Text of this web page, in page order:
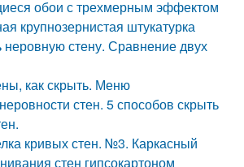
обои с трехмерным эффектом
крупнозернистая штукатурка
неровную стену. Сравнение двух
как скрыть. Меню
стен. 5 способов скрыть
кривых стен. №3. Каркасный
стен гипсокартоном